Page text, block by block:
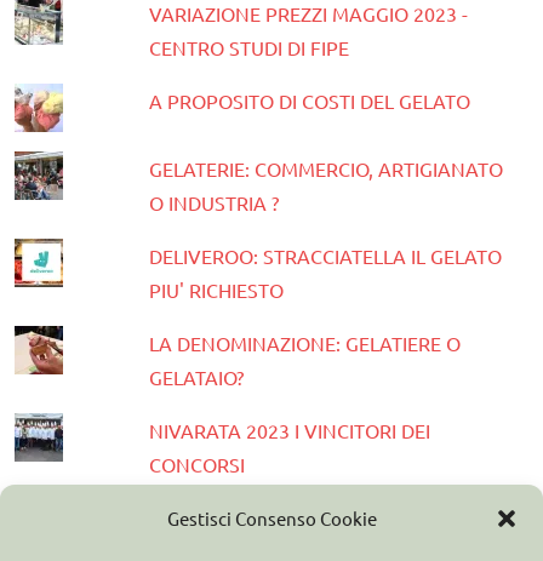
Gestisci Consenso Cookie
VARIAZIONE PREZZI MAGGIO 2023 -
CENTRO STUDI DI FIPE
A PROPOSITO DI COSTI DEL GELATO
GELATERIE: COMMERCIO, ARTIGIANATO
O INDUSTRIA ?
DELIVEROO: STRACCIATELLA IL GELATO
PIU' RICHIESTO
LA DENOMINAZIONE: GELATIERE O
GELATAIO?
NIVARATA 2023 I VINCITORI DEI
CONCORSI
PRESENTATA LA GUIDA GELATERIE